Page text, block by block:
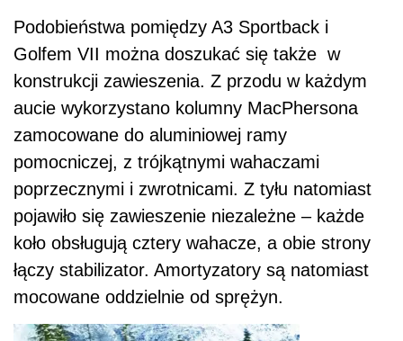
Podobieństwa pomiędzy A3 Sportback i
Golfem VII można doszukać się także w
konstrukcji zawieszenia. Z przodu w każdym
aucie wykorzystano kolumny MacPhersona
zamocowane do aluminiowej ramy
pomocniczej, z trójkątnymi wahaczami
poprzecznymi i zwrotnicami. Z tyłu natomiast
pojawiło się zawieszenie niezależne – każde
koło obsługują cztery wahacze, a obie strony
łączy stabilizator. Amortyzatory są natomiast
mocowane oddzielnie od sprężyn.